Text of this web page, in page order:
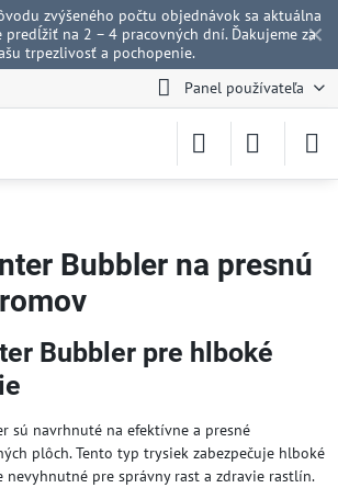
✕
zvýšeného počtu objednávok sa aktuálna
na 2 – 4 pracovných dní. Ďakujeme za
trpezlivosť a pochopenie.
Panel používateľa
Bubbler na presnú
Bubbler pre hlboké
sú navrhnuté na efektívne a presné
plôch. Tento typ trysiek zabezpečuje hlboké
nevyhnutné pre správny rast a zdravie rastlín.